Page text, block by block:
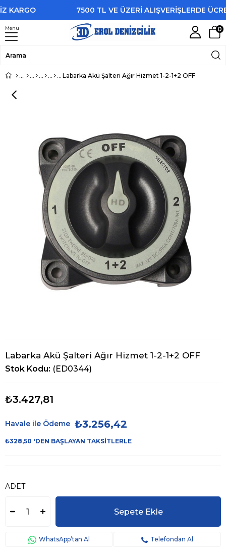
7500 TL VE ÜZERİ ALIŞVERİŞLERDE
Menu 0
Labarka Akü Şalteri Ağır Hizmet 1-2-1+2 OFF
Labarka Akü Şalteri Ağır Hizmet 1-2-1+2 OFF
Stok Kodu (ED0344)
₺3.427,81
Havale ile Ödeme ₺3.256,42
₺328,50 'DEN BAŞLAYAN TAKSITLERLE
ADET
WhatsApp’tan Al Telefondan Al